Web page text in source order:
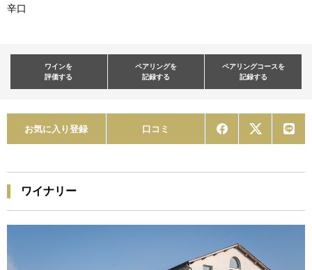
辛口
ワインを
評価する
ペアリングを
記録する
ペアリングコースを
記録する
お気に入り登録 口コミ
ワイナリー